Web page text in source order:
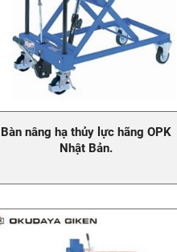
Bàn nâng hạ thủy lực hãng OPK
Nhật Bản.